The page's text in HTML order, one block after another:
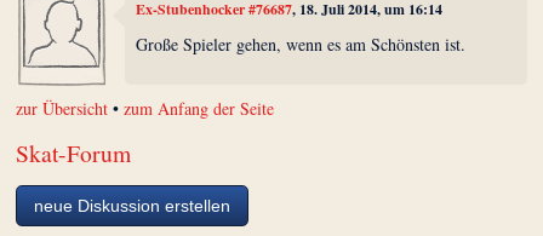
Ex-Stubenhocker #76687, 18. Juli 2014, um 16:14
Große Spieler gehen, wenn es am Schönsten ist.
zur Übersicht •zum Anfang der Seite
Skat-Forum
neue Diskussion erstellen